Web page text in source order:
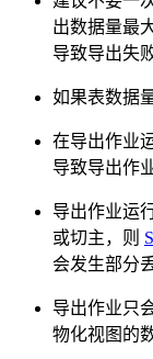
出数据量最
导致导出失
如果表数据
在导出作业
导致导出作
导出作业运
或切主，则
会发生部分
导出作业只
物化视图的